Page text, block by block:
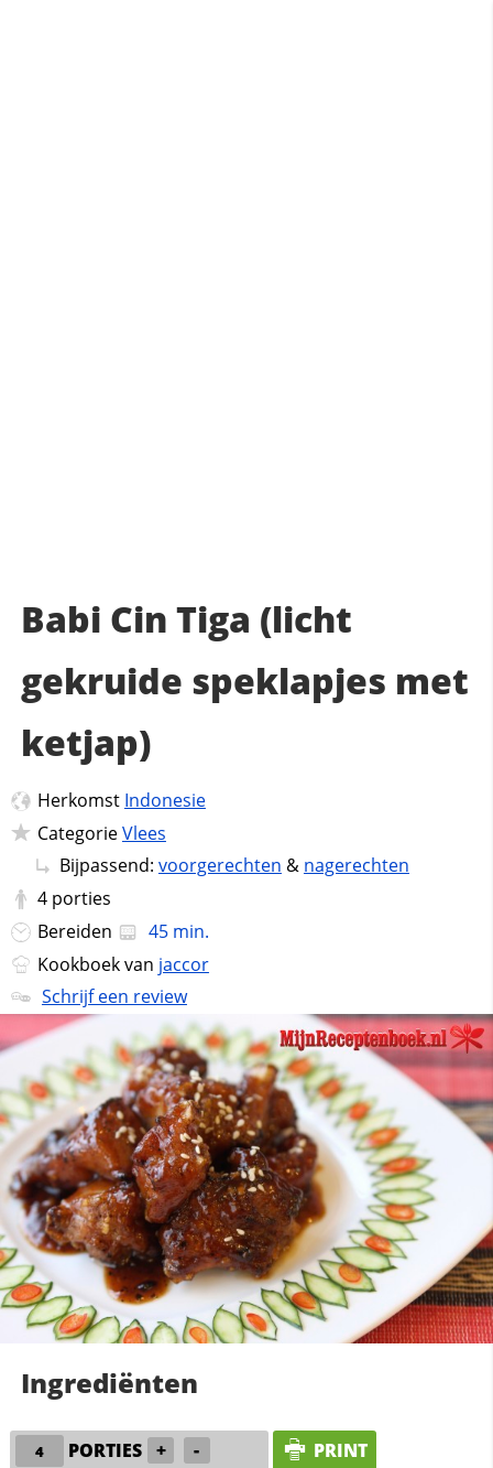
Babi Cin Tiga (licht
gekruide speklapjes met
ketjap)
Herkomst Indonesie
CategorieVlees
Bijpassend: voorgerechten & nagerechten
4 porties
Bereiden
45 min.
Kookboek van jaccor
Schrijf een review
Ingrediënten
PORTIES + - PRINT